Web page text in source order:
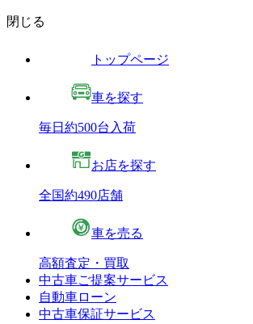
閉じる
トップページ
車を探す
毎日約500台入荷
お店を探す
全国約490店舗
車を売る
高額査定・買取
中古車ご提案サービス
自動車ローン
中古車保証サービス